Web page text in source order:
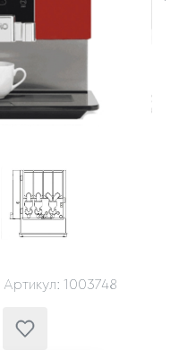
Артикул: 1003748